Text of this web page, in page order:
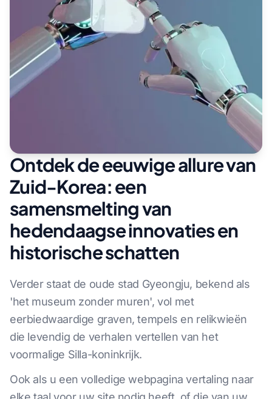
Ontdek de eeuwige allure van
Zuid-Korea: een
samensmelting van
hedendaagse innovaties en
historische schatten
Verder staat de oude stad Gyeongju, bekend als
'het museum zonder muren', vol met
eerbiedwaardige graven, tempels en relikwieën
die levendig de verhalen vertellen van het
voormalige Silla-koninkrijk.
Ook als u een volledige webpagina vertaling naar